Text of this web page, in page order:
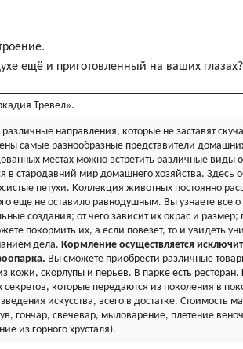
ещё и приготовленный на ваших глазах?
Тревел».
направления, которые не заставят
самые разнообразные представители
местах можно встретить различные виды
в стародавний мир домашнего хозяйства. Здесь
петухи. Коллекция животных постоянно
еще не оставило равнодушным. Вы узнаете все
создания; от чего зависит их окрас и
покормить их, а если повезет, то и увидеть
дела. Кормление осуществляется
Вы сможете приобрести различные
кожи, скорлупы и перьев. В парке есть ресторан.
секретов, которые передаются из поколения в
искусства, всего в достатке. Стоимость
гончар, свечевар, мыловарение, плетение
из горного хрусталя).